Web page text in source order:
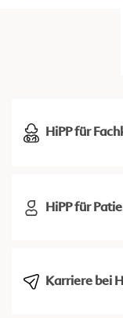
HiPP für
HiPP für
Karriere bei